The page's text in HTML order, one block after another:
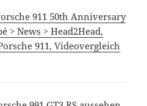
911 50th Anniversary
> News > Head2Head,
911, Videovergleich